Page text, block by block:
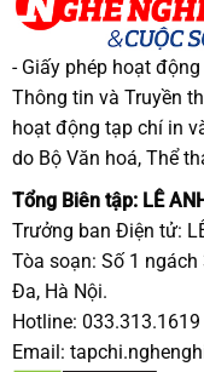
- Giấy phép hoạt
Thông tin và Truyền
hoạt động tạp chí in
do Bộ Văn hoá, Thể
Tổng Biên tập: LÊ
Trưởng ban Điện tử:
Tòa soạn: Số 1
Đa, Hà Nội.
Hotline: 033.313.1619
Email: